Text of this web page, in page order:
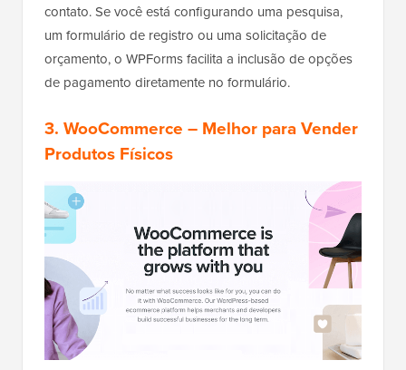
contato. Se você está configurando uma pesquisa,
um formulário de registro ou uma solicitação de
orçamento, o WPForms facilita a inclusão de opções
de pagamento diretamente no formulário.
3. WooCommerce – Melhor para Vender
Produtos Físicos